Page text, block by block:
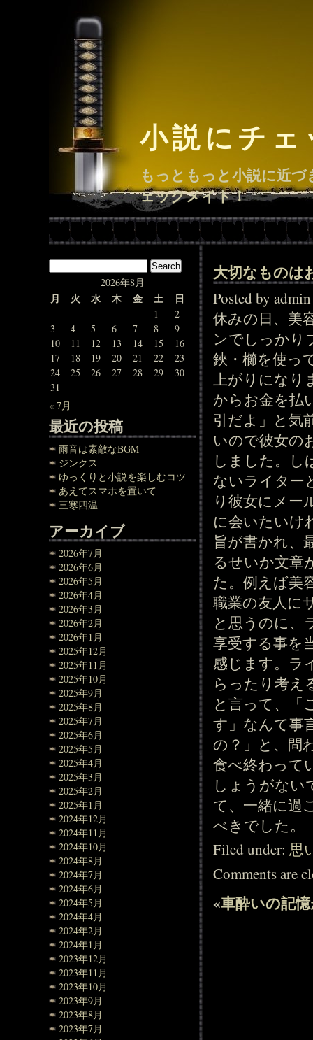
小説にチ
もっともっと小説に近
ェックメイト！
2026年8月
月 火 水 木 金 土 日
1
2
3
4 5 6 7 8
9
10
11 12 13 14 15
16
17
18 19 20 21 22
23
24
25 26 27 28 29
30
31
« 7月
最近の投稿
雨音は素敵なBGM
ジンクス
ゆっくりと小説を楽しむコツ
あえてスマホを置いて
三寒四温
アーカイブ
2026年7月
2026年6月
2026年5月
2026年4月
2026年3月
2026年2月
2026年1月
2025年12月
2025年11月
2025年10月
2025年9月
2025年8月
2025年7月
2025年6月
2025年5月
2025年4月
2025年3月
2025年2月
2025年1月
2024年12月
2024年11月
2024年10月
2024年8月
2024年7月
2024年6月
2024年5月
2024年4月
2024年2月
2024年1月
2023年12月
2023年11月
2023年10月
2023年9月
2023年8月
2023年7月
大切なものは
Posted by
休みの日、美
ンでしっかり
鋏・櫛を使っ
上がりにな
からお金を払
引だよ」と気
いので彼女の
しました。し
ないライター
り彼女にメー
に会いたいけ
旨が書かれ、
るせいか文章
た。例えば美
職業の友人に
と思うのに、
享受する事を
感じます。ラ
らったり考え
と言って、「
す」なんて事
の？」と、問
食べ終わって
しょうがない
て、一緒に過
べきでした。
Filed under:思
Comments are
«車酔いの記